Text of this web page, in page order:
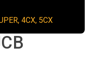
4CX, 5CX